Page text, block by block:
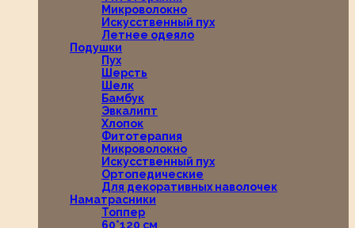
Микроволокно
Искусственный пух
Летнее одеяло
Подушки
Пух
Шерсть
Шелк
Бамбук
Эвкалипт
Хлопок
Фитотерапия
Микроволокно
Искусственный пух
Ортопедические
Для декоративных наволочек
Наматрасники
Топпер
60*120 см